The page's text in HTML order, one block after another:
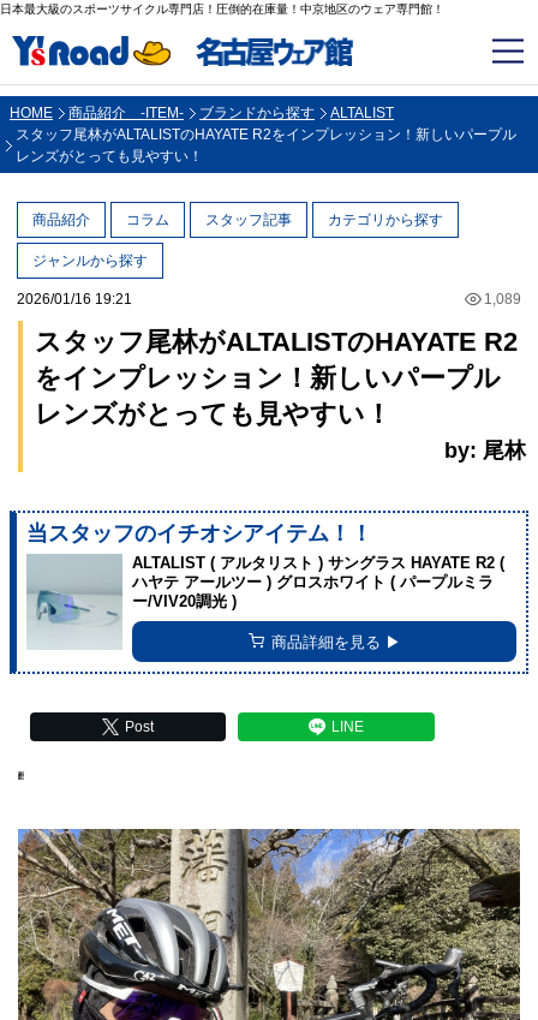
日本最大級のスポーツサイクル専門店！圧倒的在庫量！中京地区のウェア専門館！
HOME 商品紹介 -ITEM- ブランドから探す
ALTALIST
スタッフ尾林がALTALISTのHAYATE R2をインプレッション！新しいパープル
レンズがとっても見やすい！
2026/01/16 19:21 1,089
商品紹介 コラム スタッフ記事 カテゴリから探す
ジャンルから探す
スタッフ尾林がALTALISTのHAYATE R2
をインプレッション！新しいパープル
レンズがとっても見やすい！
by: 尾林
当スタッフのイチオシアイテム！！
ALTALIST ( アルタリスト ) サングラス HAYATE R2 (
ハヤテ アールツー ) グロスホワイト ( パープルミラ
ー/VIV20調光 )
商品詳細を見る ▶︎
Post LINE